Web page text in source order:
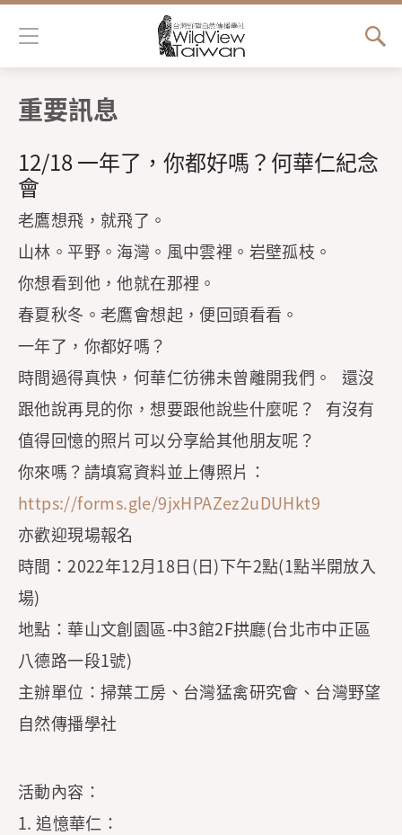
Jump to Navigation
Jump to Main content
您在這裡
重要訊息
12/18 一年了，你都好嗎？何華仁紀念
會
老鷹想飛，就飛了。
山林。平野。海灣。風中雲裡。岩壁孤枝。
你想看到他，他就在那裡。
春夏秋冬。老鷹會想起，便回頭看看。
一年了，你都好嗎？
時間過得真快，何華仁彷彿未曾離開我們。 還沒
跟他說再見的你，想要跟他說些什麼呢？ 有沒有
值得回憶的照片可以分享給其他朋友呢？
你來嗎？請填寫資料並上傳照片：
https://forms.gle/9jxHPAZez2uDUHkt9
亦歡迎現場報名
時間：2022年12月18日(日)下午2點(1點半開放入
場)
地點：華山文創園區-中3館2F拱廳(台北市中正區
八德路一段1號)
主辦單位：掃葉工房、台灣猛禽研究會、台灣野望
自然傳播學社
活動內容：
1. 追憶華仁：